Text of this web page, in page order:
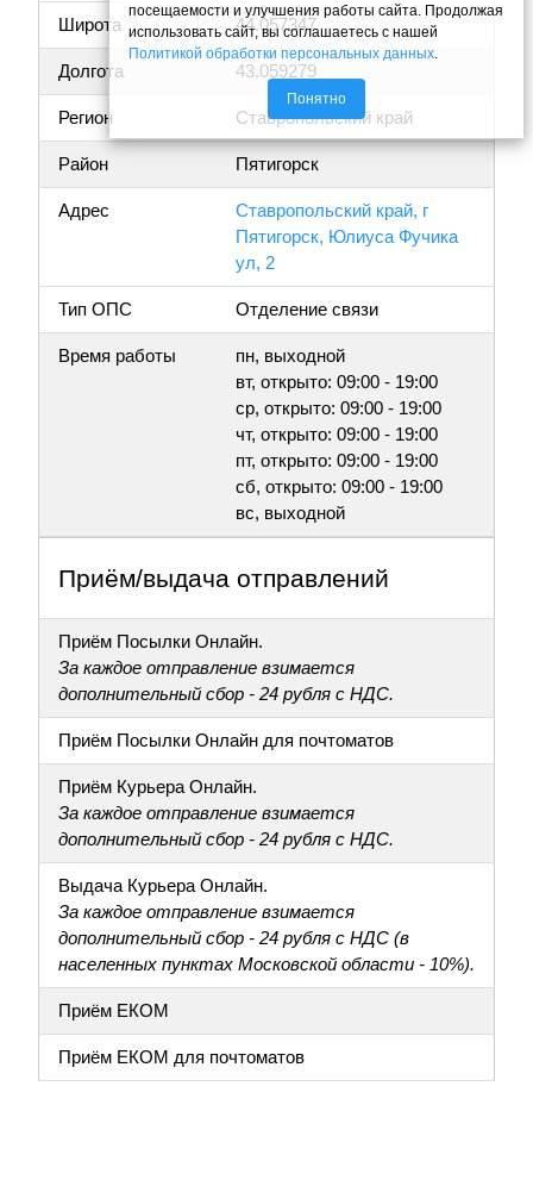
Широта 44.057347
Долгота 43.059279
Регион Ставропольский край
Район Пятигорск
Адрес
Ставропольский край, г
Пятигорск, Юлиуса Фучика
ул, 2
Тип ОПС Отделение связи
Время работы
пн, выходной
вт, открыто: 09:00 - 19:00
ср, открыто: 09:00 - 19:00
чт, открыто: 09:00 - 19:00
пт, открыто: 09:00 - 19:00
сб, открыто: 09:00 - 19:00
вс, выходной
Приём/выдача отправлений
Приём Посылки Онлайн.
За каждое отправление взимается
дополнительный сбор - 24 рубля с НДС.
Приём Посылки Онлайн для почтоматов
Приём Курьера Онлайн.
За каждое отправление взимается
дополнительный сбор - 24 рубля с НДС.
Выдача Курьера Онлайн.
За каждое отправление взимается
дополнительный сбор - 24 рубля с НДС (в
населенных пунктах Московской области - 10%).
Приём ЕКОМ
Приём ЕКОМ для почтоматов
посещаемости и улучшения работы сайта. Продолжая
использовать сайт, вы соглашаетесь с нашей
Политикой обработки персональных данных
Понятно